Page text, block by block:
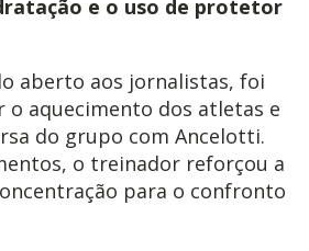
e o uso de protetor
aberto aos jornalistas, foi
o aquecimento dos atletas e
do grupo com Ancelotti.
o treinador reforçou a
para o confronto